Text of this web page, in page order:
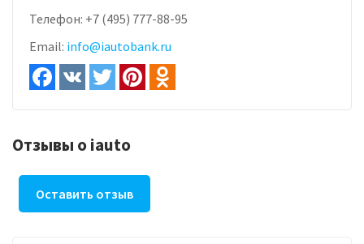
Телефон: +7 (495) 777-88-95
Email: info@iautobank.ru
Отзывы о iauto
Оставить отзыв